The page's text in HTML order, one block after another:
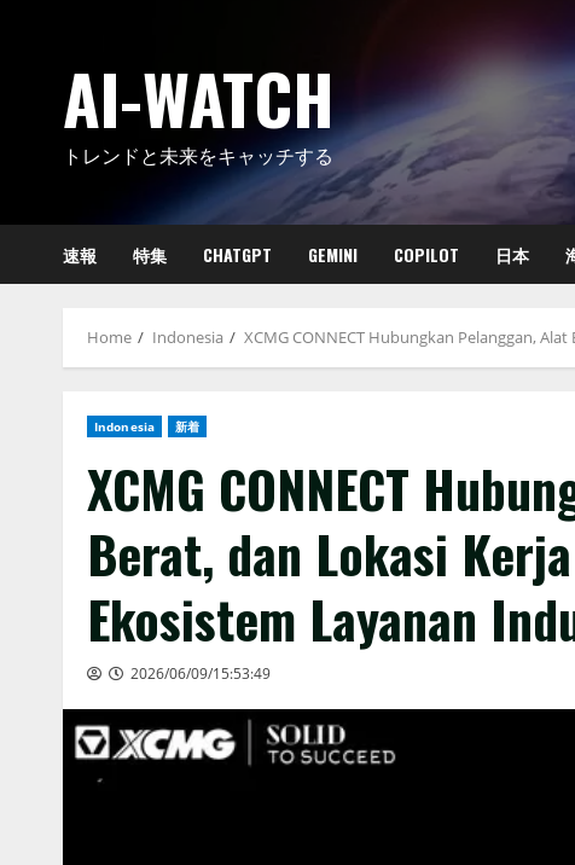
AI-WATCH
トレンドと未来をキャッチする
速報 特集 CHATGPT GEMINI COPILOT 日本
Home Indonesia XCMG CONNECT Hubungkan Pelanggan,
Indonesia 新着
XCMG CONNECT
Berat, dan Lokasi
Ekosistem Layanan
2026/06/09/15:53:49